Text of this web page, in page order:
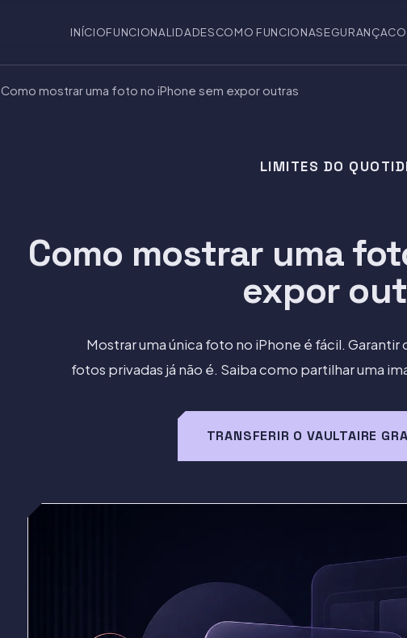
INÍCIOFUNCIONALIDADESCOMO FUNCIONASEGURANÇA
Como mostrar uma foto no iPhone sem expor outras
LIMITES DO
Como mostrar uma
expor
Mostrar uma única foto no iPhone é fácil.
fotos privadas já não é. Saiba como partilhar uma
TRANSFERIR O VAULTAIRE